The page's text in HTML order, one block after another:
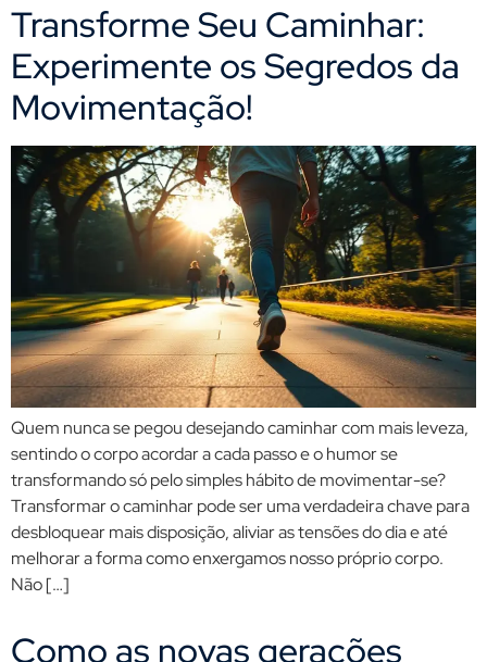
Transforme Seu Caminhar:
Experimente os Segredos da
Movimentação!
Quem nunca se pegou desejando caminhar com mais leveza,
sentindo o corpo acordar a cada passo e o humor se
transformando só pelo simples hábito de movimentar-se?
Transformar o caminhar pode ser uma verdadeira chave para
desbloquear mais disposição, aliviar as tensões do dia e até
melhorar a forma como enxergamos nosso próprio corpo.
Não […]
Como as novas gerações